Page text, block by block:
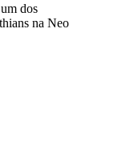
dos
na Neo